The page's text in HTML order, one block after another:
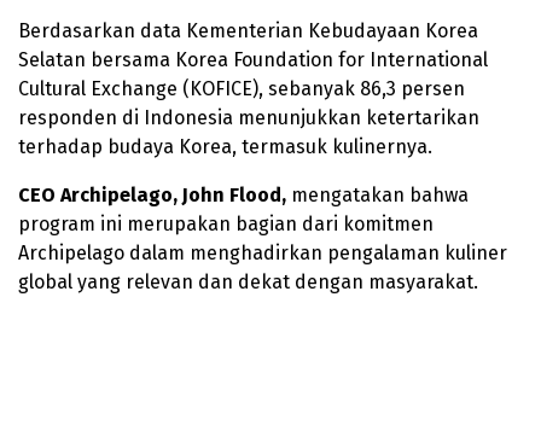
Berdasarkan data Kementerian Kebudayaan Korea
Selatan bersama Korea Foundation for International
Cultural Exchange (KOFICE), sebanyak 86,3 persen
responden di Indonesia menunjukkan ketertarikan
terhadap budaya Korea, termasuk kulinernya.
CEO Archipelago, John Flood, mengatakan bahwa
program ini merupakan bagian dari komitmen
Archipelago dalam menghadirkan pengalaman kuliner
global yang relevan dan dekat dengan masyarakat.